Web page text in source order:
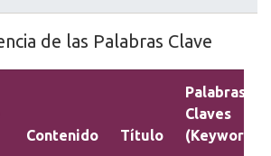
de las Palabras Clave
Contenido Título
Palabras
Claves
(Keywords)